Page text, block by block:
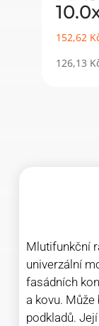
152,62
126,13
Mlutifunkční
univerzální
fasádních
a kovu. Může
podkladů.